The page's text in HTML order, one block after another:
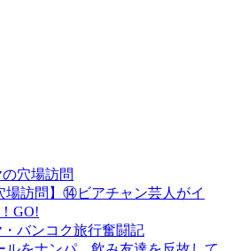
場訪問】⑭ビアチャン芸人がイ
GO!